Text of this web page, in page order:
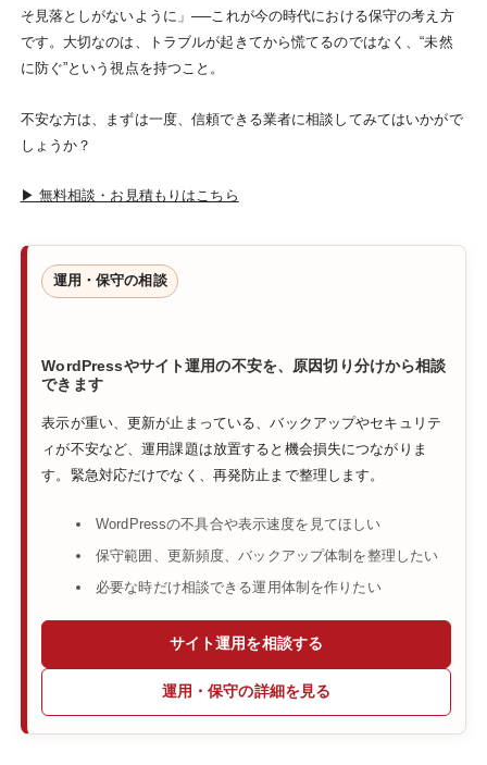
そ見落としがないように」──これが今の時代における保守の考え方
です。大切なのは、トラブルが起きてから慌てるのではなく、“未然
に防ぐ”という視点を持つこと。
不安な方は、まずは一度、信頼できる業者に相談してみてはいかがで
しょうか？
▶ 無料相談・お見積もりはこちら
運用・保守の相談
WordPressやサイト運用の不安を、原因切り分けから相談
できます
表示が重い、更新が止まっている、バックアップやセキュリテ
ィが不安など、運用課題は放置すると機会損失につながりま
す。緊急対応だけでなく、再発防止まで整理します。
WordPressの不具合や表示速度を見てほしい
保守範囲、更新頻度、バックアップ体制を整理したい
必要な時だけ相談できる運用体制を作りたい
サイト運用を相談する
運用・保守の詳細を見る